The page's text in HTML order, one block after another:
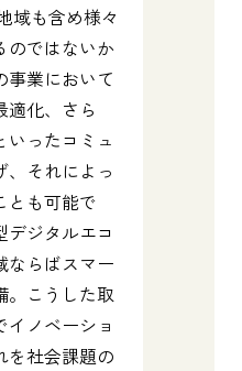
域も含め様々
のではないか
事業において
適化、さら
いったコミュ
、それによっ
とも可能で
ジタルエコ
ならばスマー
。こうした取
イノベーショ
を社会課題の